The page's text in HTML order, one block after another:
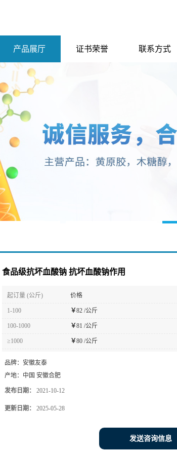
产品展厅 证书荣誉 联系方式
食品级抗坏血酸钠 抗坏血酸钠作用
起订量 (公斤) 价格
1-100 ￥82 /公斤
100-1000 ￥81 /公斤
≥1000 ￥80 /公斤
品牌： 安徽友泰
产地： 中国 安徽合肥
发布日期： 2021-10-12
更新日期： 2025-05-28
发送咨询信息